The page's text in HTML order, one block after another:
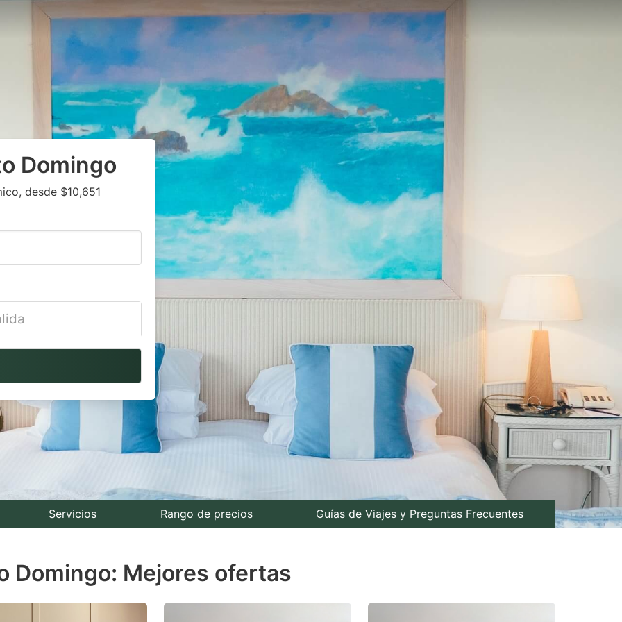
Domingo
desde $10,651
Servicios Rango de precios Guías de Viajes y Preguntas Frecuentes
Domingo: Mejores ofertas